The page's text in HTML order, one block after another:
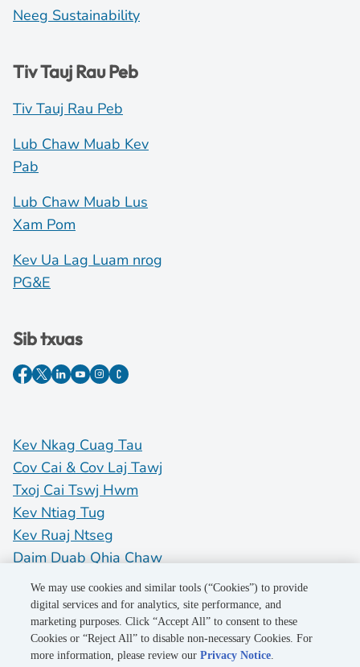
Neeg Sustainability
Tiv Tauj Rau Peb
Tiv Tauj Rau Peb
Lub Chaw Muab Kev
Pab
Lub Chaw Muab Lus
Xam Pom
Kev Ua Lag Luam nrog
PG&E
Sib txuas
Kev Nkag Cuag Tau
Cov Cai & Cov Laj Tawj
Txoj Cai Tswj Hwm
Kev Ntiag Tug
Kev Ruaj Ntseg
Daim Duab Qhia Chaw
Do Not Sell My Personal Information
©2026 Pacific Gas and Electric Company
We may use cookies and similar tools (“Cookies”) to provide
digital services and for analytics, site performance, and
marketing purposes. Click “Accept All” to consent to these
Cookies or “Reject All” to disable non-necessary Cookies. For
more information, please review ourPrivacy Notice.